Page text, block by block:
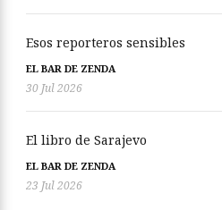
Esos reporteros sensibles
EL BAR DE ZENDA
30 Jul 2026
El libro de Sarajevo
EL BAR DE ZENDA
23 Jul 2026